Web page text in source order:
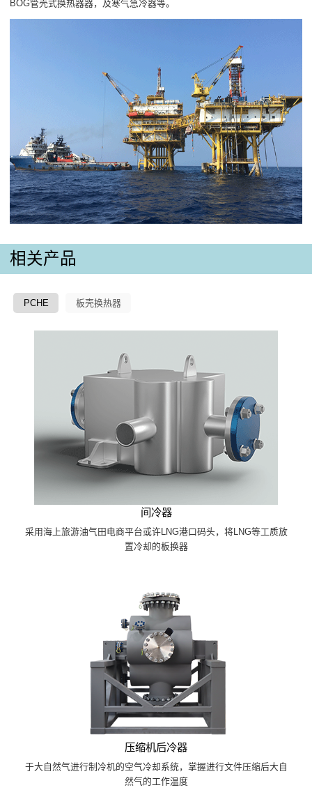
BOG管壳式换热器器，及寒气急冷器等。
相关产品
PCHE 板壳换热器
间冷器
采用海上旅游油气田电商平台或许LNG港口码头，将LNG等工质放
置冷却的板换器
压缩机后冷器
于大自然气进行制冷机的空气冷却系统，掌握进行文件压缩后大自
然气的工作温度